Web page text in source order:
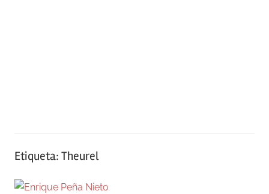
Etiqueta: Theurel